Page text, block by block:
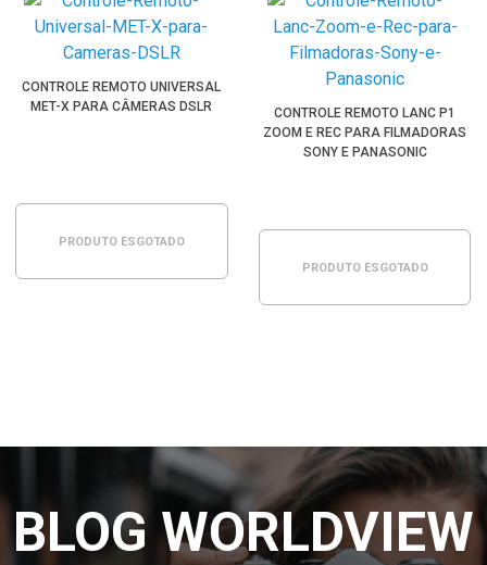
CONTROLE REMOTO UNIVERSAL
MET-X PARA CÂMERAS DSLR
PRODUTO ESGOTADO
CONTROLE REMOTO LANC P1
ZOOM E REC PARA FILMADORAS
SONY E PANASONIC
PRODUTO ESGOTADO
BLOG WORLDVIEW